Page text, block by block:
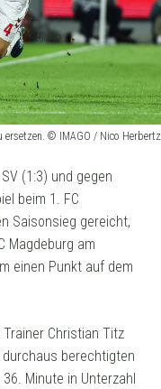
ersetzen. © IMAGO / Nico Herbertz
(1:3) und gegen
beim 1. FC
Saisonsieg gereicht,
Magdeburg am
einen Punkt auf dem
Christian Titz
berechtigten
Minute in Unterzahl